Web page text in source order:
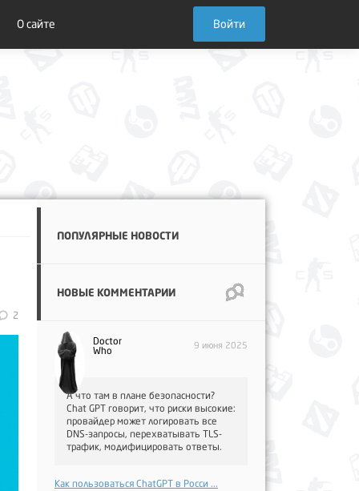
О сайте Войти
2
ПОПУЛЯРНЫЕ НОВОСТИ
НОВЫЕ КОММЕНТАРИИ
Doctor
Who
9 июня 2025
А что там в плане безопасности?
Chat GPT говорит, что риски высокие:
провайдер может логировать все
DNS-запросы, перехватывать TLS-
трафик, модифицировать ответы.
Как пользоваться ChatGPT в Росси ...